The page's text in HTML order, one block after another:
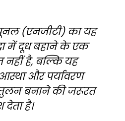
(एनजीटी) का यह
में दूध बहाने के एक
है, बल्कि यह
और पर्यावरण
बनाने की जरूरत
है।